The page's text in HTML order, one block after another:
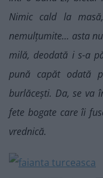
Nimic cald la
nemulțumite… asta
milă, deodată i s-a
pună capăt odată
burlăcești. Da, se va
fete bogate care îi
vrednică.